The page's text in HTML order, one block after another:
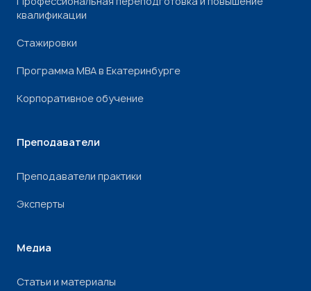
квалификации
Стажировки
Программа МВА в Екатеринбурге
Корпоративное обучение
Преподаватели
Преподаватели практики
Эксперты
Медиа
Статьи и материалы